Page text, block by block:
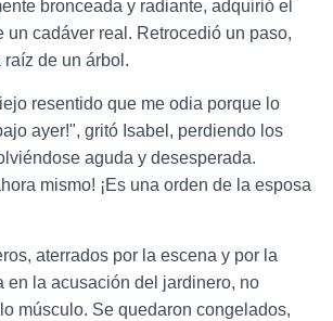
bronceada y radiante, adquirió el
un cadáver real. Retrocedió un paso,
de un árbol.
resentido que me odia porque lo
ayer!", gritó Isabel, perdiendo los
aguda y desesperada.
mismo! ¡Es una orden de la esposa
aterrados por la escena y por la
en la acusación del jardinero, no
músculo. Se quedaron congelados,